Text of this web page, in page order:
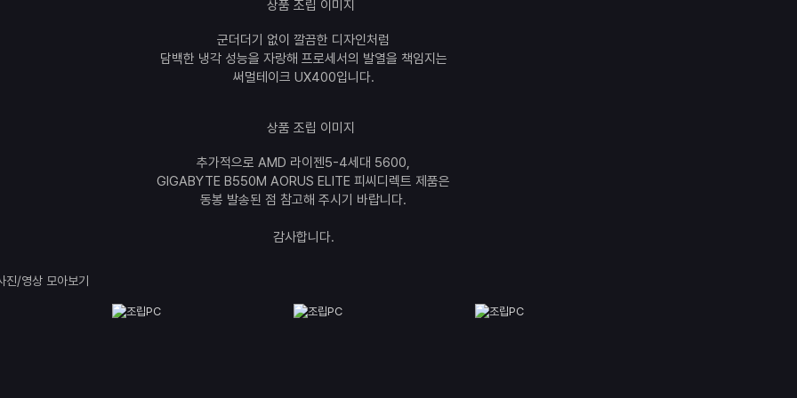
군더더기 없이 깔끔한 디자인처럼
담백한 냉각 성능을 자랑해 프로세서의 발열을 책임지는
써멀테이크 UX400입니다.
추가적으로 AMD 라이젠5-4세대 5600,
GIGABYTE B550M AORUS ELITE 피씨디렉트 제품은
동봉 발송된 점 참고해 주시기 바랍니다.
감사합니다.
진/영상 모아보기